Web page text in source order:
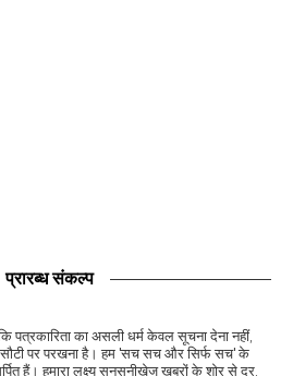
प्रारब्ध संकल्प
पत्रकारिता का असली धर्म केवल सूचना देना नहीं,
पर परखना है। हम 'सच सच और सिर्फ सच' के
हैं। हमारा लक्ष्य सनसनीखेज खबरों के शोर से दूर,